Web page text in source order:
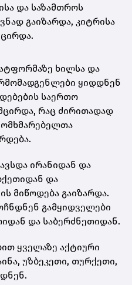
და საზამთროს
გაიზარდა, კიტრისა
ხილსა და
ყიდდნენ
საერთო
რაც ძირითადად
ირანიდან და
და
მიწოდება გაიზარდა.
გამყიდველები
და საბერძნეთიდან.
ყველაზე აქტიური
უზბეკეთი, თურქეთი,